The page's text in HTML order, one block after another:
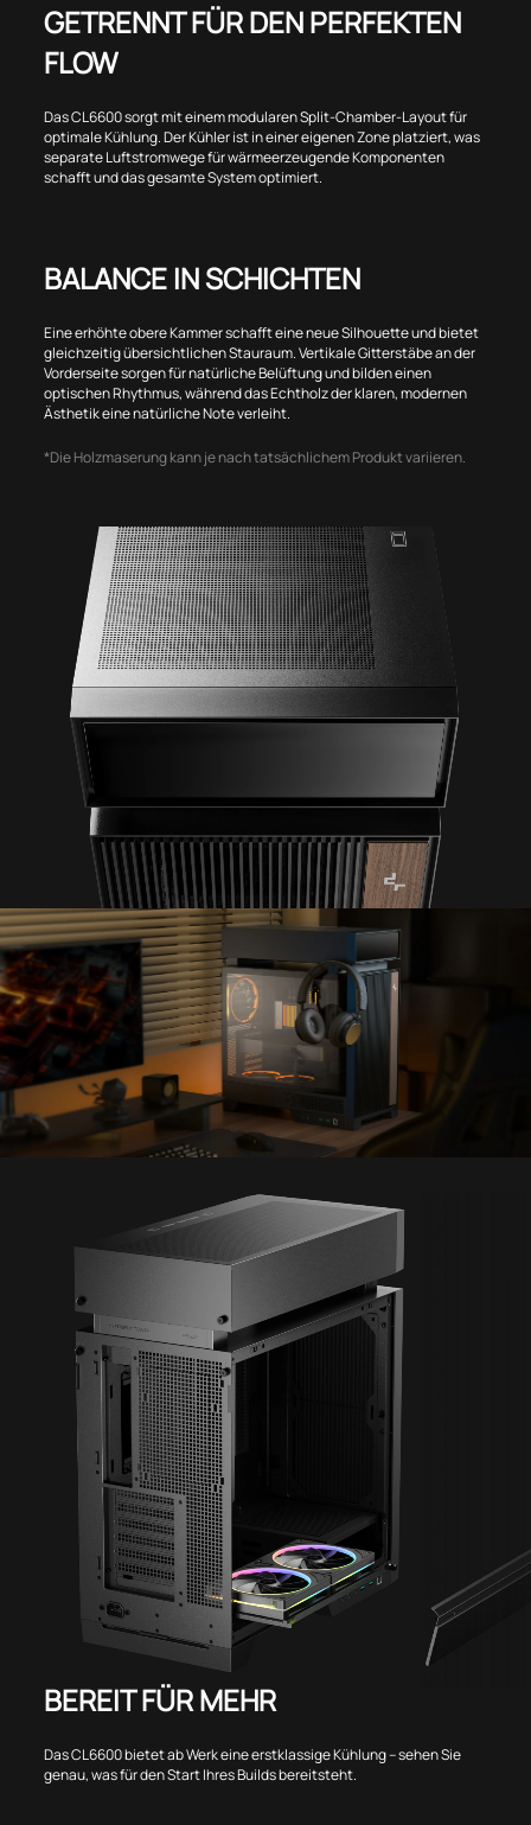
GETRENNT FÜR DEN PERFEKTEN
FLOW
Das CL6600 sorgt mit einem modularen Split-Chamber-Layout für
optimale Kühlung. Der Kühler ist in einer eigenen Zone platziert, was
separate Luftstromwege für wärmeerzeugende Komponenten
schafft und das gesamte System optimiert.
BALANCE IN SCHICHTEN
Eine erhöhte obere Kammer schafft eine neue Silhouette und bietet
gleichzeitig übersichtlichen Stauraum. Vertikale Gitterstäbe an der
Vorderseite sorgen für natürliche Belüftung und bilden einen
optischen Rhythmus, während das Echtholz der klaren, modernen
Ästhetik eine natürliche Note verleiht.
*Die Holzmaserung kann je nach tatsächlichem Produkt variieren.
BEREIT FÜR MEHR
Das CL6600 bietet ab Werk eine erstklassige Kühlung – sehen Sie
genau, was für den Start Ihres Builds bereitsteht.